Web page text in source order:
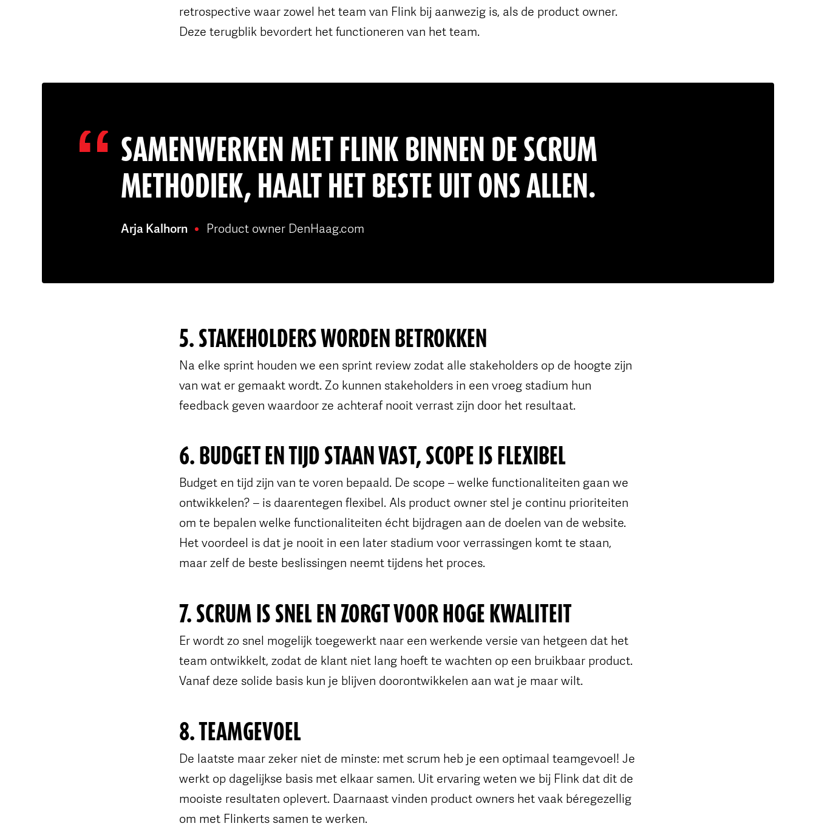
retrospective waar zowel het team van Flink bij aanwezig is, als de product owner.
Deze terugblik bevordert het functioneren van het team.
SAMENWERKEN MET FLINK BINNEN DE SCRUM
METHODIEK, HAALT HET BESTE UIT ONS ALLEN.
Arja Kalhorn Product owner DenHaag.com
5. STAKEHOLDERS WORDEN BETROKKEN
Na elke sprint houden we een sprint review zodat alle stakeholders op de hoogte zijn
van wat er gemaakt wordt. Zo kunnen stakeholders in een vroeg stadium hun
feedback geven waardoor ze achteraf nooit verrast zijn door het resultaat.
6. BUDGET EN TIJD STAAN VAST, SCOPE IS FLEXIBEL
Budget en tijd zijn van te voren bepaald. De scope – welke functionaliteiten gaan we
ontwikkelen? – is daarentegen flexibel. Als product owner stel je continu prioriteiten
om te bepalen welke functionaliteiten écht bijdragen aan de doelen van de website.
Het voordeel is dat je nooit in een later stadium voor verrassingen komt te staan,
maar zelf de beste beslissingen neemt tijdens het proces.
7. SCRUM IS SNEL EN ZORGT VOOR HOGE KWALITEIT
Er wordt zo snel mogelijk toegewerkt naar een werkende versie van hetgeen dat het
team ontwikkelt, zodat de klant niet lang hoeft te wachten op een bruikbaar product.
Vanaf deze solide basis kun je blijven doorontwikkelen aan wat je maar wilt.
8. TEAMGEVOEL
De laatste maar zeker niet de minste: met scrum heb je een optimaal teamgevoel! Je
werkt op dagelijkse basis met elkaar samen. Uit ervaring weten we bij Flink dat dit de
mooiste resultaten oplevert. Daarnaast vinden product owners het vaak béregezellig
om met Flinkerts samen te werken.